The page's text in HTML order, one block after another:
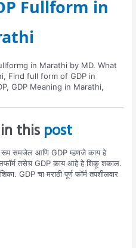
Fullform in
in Marathi by MD. What
Find full form of GDP in
GDP Meaning in Marathi,
thispost
रूप समजेल आणि GDP म्हणजे काय हे
तसेच GDP काय आहे हे शिकू शकाल.
GDP चा मराठी पूर्ण फॉर्म तपशीलवार